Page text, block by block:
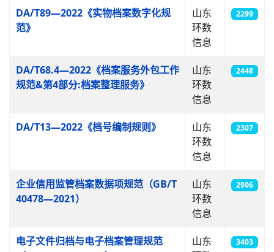
DA/T89—2022《实物档案数字化规
范》
山东
环数
信息
2299
DA/T68.4—2022《档案服务外包工作
规范&第4部分:档案整理服务》
山东
环数
信息
2448
DA/T13—2022《档号编制规则》
山东
环数
信息
2307
企业信用监管档案数据项规范（GB/T
40478—2021）
山东
环数
信息
2906
电子文件归档与电子档案管理规范
山东
3403